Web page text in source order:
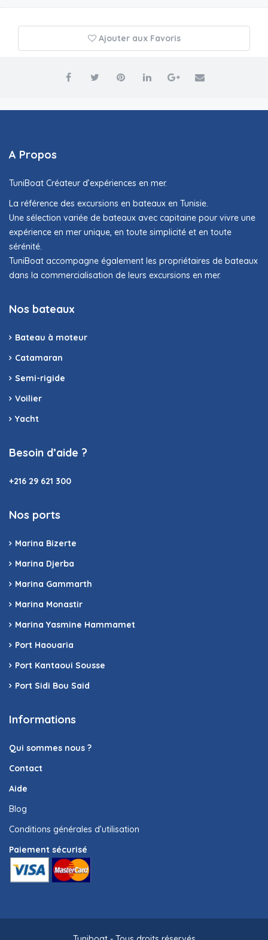
Ajouter aux Favoris
A Propos
TuniBoat Créateur d’expériences en mer.
La référence des excursions en bateaux en Tunisie.
Une sélection variée de bateaux avec capitaine pour vivre une
expérience en mer unique, en toute simplicité et en toute
sérénité.
TuniBoat accompagne également les propriétaires de bateaux
dans la commercialisation de leurs excursions en mer.
Nos bateaux
Bateau à moteur
Catamaran
Semi-rigide
Voilier
Yacht
Besoin d’aide ?
+216 29 621 300
Nos ports
Marina Bizerte
Marina Djerba
Marina Gammarth
Marina Monastir
Marina Yasmine Hammamet
Port Haouaria
Port Kantaoui Sousse
Port Sidi Bou Said
Informations
Qui sommes nous ?
Contact
Aide
Blog
Conditions générales d’utilisation
Paiement sécurisé